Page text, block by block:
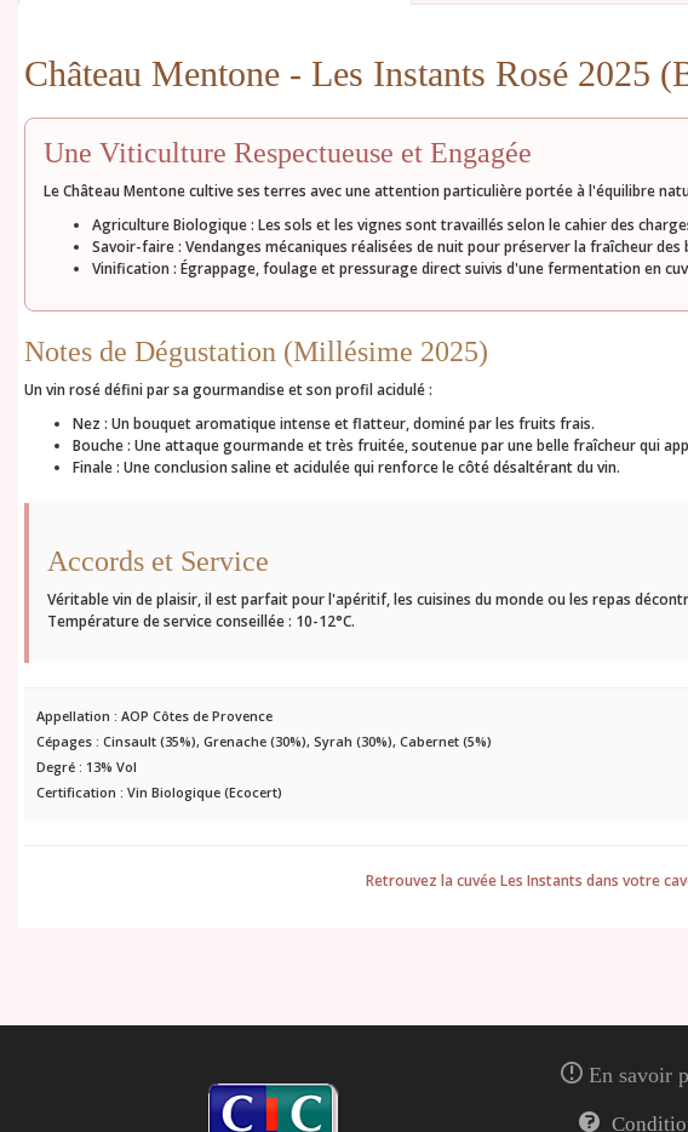
Château Mentone - Les Instants Rosé 2025
Une Viticulture Respectueuse et Engagée
Le Château Mentone cultive ses terres avec une attention particulière portée à l'équilibre
Agriculture Biologique : Les sols et les vignes sont travaillés selon le cahier des
Savoir-faire : Vendanges mécaniques réalisées de nuit pour préserver la fraîcheur des
Vinification : Égrappage, foulage et pressurage direct suivis d'une fermentation en
Notes de Dégustation (Millésime 2025)
Un vin rosé défini par sa gourmandise et son profil acidulé :
Nez : Un bouquet aromatique intense et flatteur, dominé par les fruits frais.
Bouche : Une attaque gourmande et très fruitée, soutenue par une belle fraîcheur qui
Finale : Une conclusion saline et acidulée qui renforce le côté désaltérant du vin.
Accords et Service
Véritable vin de plaisir, il est parfait pour l'apéritif, les cuisines du monde ou les repas
Température de service conseillée : 10-12°C.
Appellation : AOP Côtes de Provence
Cépages : Cinsault (35%), Grenache (30%), Syrah (30%), Cabernet (5%)
Degré : 13% Vol
Certification : Vin Biologique (Ecocert)
Retrouvez la cuvée Les Instants dans votre
En savoir